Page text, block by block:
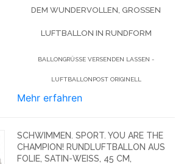
DEM WUNDERVOLLEN, GROSSEN L
UFTBALLON IN RUNDFORM
BALLONGRÜSSE VERSENDEN LASSEN - L
UFTBALLONPOST ORIGINELL
Mehr erfahren
SCHWIMMEN. SPORT. YOU ARE THE
CHAMPION! RUNDLUFTBALLON AUS
FOLIE, SATIN-WEISS, 45 CM,